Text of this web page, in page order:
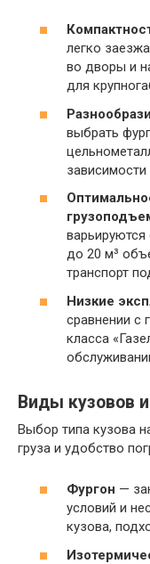
легко
во дворы и
для
выбрать
зависимости
до 20 м³
транспорт
Низкие
сравнении с
класса
Виды кузовов
Выбор типа кузова
груза и удобство
Фургон —
условий и
кузова,